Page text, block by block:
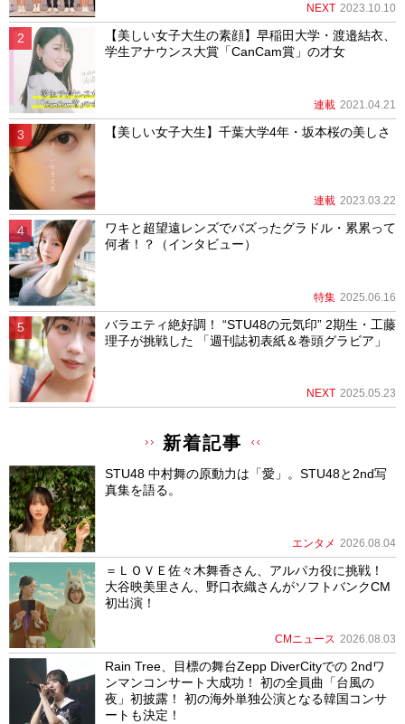
NEXT 2023.10.10
【美しい女子大生の素顔】早稲田大学・渡邉結衣、
学生アナウンス大賞「CanCam賞」の才女
連載 2021.04.21
【美しい女子大生】千葉大学4年・坂本桜の美しさ
連載 2023.03.22
ワキと超望遠レンズでバズったグラドル・累累って
何者！？（インタビュー）
特集 2025.06.16
バラエティ絶好調！ “STU48の元気印” 2期生・工藤
理子が挑戦した 「週刊誌初表紙＆巻頭グラビア」
NEXT 2025.05.23
新着記事
STU48 中村舞の原動力は「愛」。STU48と2nd写
真集を語る。
エンタメ 2026.08.04
＝ＬＯＶＥ佐々木舞香さん、アルパカ役に挑戦！
大谷映美里さん、野口衣織さんがソフトバンクCM
初出演！
CMニュース 2026.08.03
Rain Tree、目標の舞台Zepp DiverCityでの 2ndワ
ンマンコンサート大成功！ 初の全員曲「台風の
夜」初披露！ 初の海外単独公演となる韓国コンサ
ートも決定！